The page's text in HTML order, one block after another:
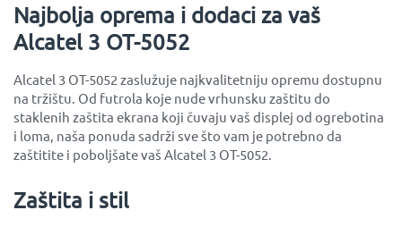
Najbolja oprema i dodaci za vaš
Alcatel 3 OT-5052
Alcatel 3 OT-5052 zaslužuje najkvalitetniju opremu dostupnu
na tržištu. Od futrola koje nude vrhunsku zaštitu do
staklenih zaštita ekrana koji čuvaju vaš displej od ogrebotina
i loma, naša ponuda sadrži sve što vam je potrebno da
zaštitite i poboljšate vaš Alcatel 3 OT-5052.
Zaštita i stil